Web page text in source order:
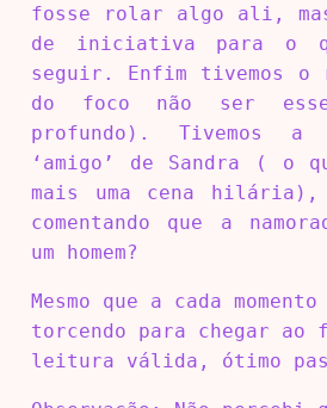
fosse rolar algo ali,
de iniciativa para o
seguir. Enfim tivemos o
do foco não ser
profundo). Tivemos a
‘amigo’ de Sandra ( o
mais uma cena
comentando que a
um homem?
Mesmo que a cada
torcendo para chegar ao
leitura válida, ótimo